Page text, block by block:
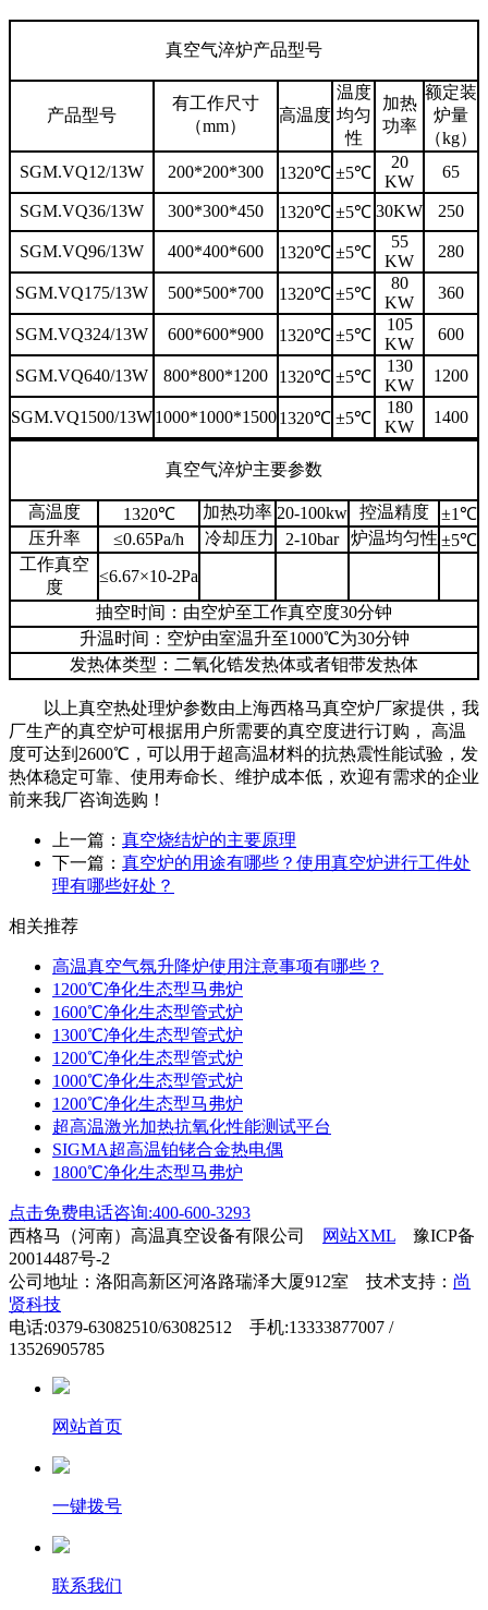
真空气淬炉产品型号
产品型号
有工作尺寸
（mm）
高温度
温度
均匀
性
加热
功率
额定装
炉量
（kg）
SGM.VQ12/13W
200*200*300 1320℃ ±5℃
20
KW
65
SGM.VQ36/13W 300*300*450 1320℃ ±5℃ 30KW 250
SGM.VQ96/13W 400*400*600 1320℃ ±5℃
55
KW
280
SGM.VQ175/13W 500*500*700 1320℃ ±5℃
80
KW
360
SGM.VQ324/13W 600*600*900 1320℃ ±5℃
105
KW
600
SGM.VQ640/13W 800*800*1200 1320℃ ±5℃
130
KW
1200
SGM.VQ1500/13W1000*1000*15001320℃ ±5℃
180
KW
1400
真空气淬炉主要参数
高温度 1320℃ 加热功率 20-100kw 控温精度
±1℃
压升率
≤0.65Pa/h 冷却压力 2-10bar 炉温均匀性 ±5℃
工作真空
度
≤6.67×10-2Pa
抽空时间：由空炉至工作真空度30分钟
升温时间：空炉由室温升至1000℃为30分钟
发热体类型：二氧化锆发热体或者钼带发热体
以上真空热处理炉参数由上海西格马真空炉厂家提供，我
厂生产的真空炉可根据用户所需要的真空度进行订购， 高温
度可达到2600℃，可以用于超高温材料的抗热震性能试验，发
热体稳定可靠、使用寿命长、维护成本低，欢迎有需求的企业
前来我厂咨询选购！
上一篇： 真空烧结炉的主要原理
下一篇： 真空炉的用途有哪些？使用真空炉进行工件处
理有哪些好处？
相关推荐
高温真空气氛升降炉使用注意事项有哪些？
1200℃净化生态型马弗炉
1600℃净化生态型管式炉
1300℃净化生态型管式炉
1200℃净化生态型管式炉
1000℃净化生态型管式炉
1200℃净化生态型马弗炉
超高温激光加热抗氧化性能测试平台
SIGMA超高温铂铑合金热电偶
1800℃净化生态型马弗炉
点击免费电话咨询:400-600-3293
西格马（河南）高温真空设备有限公司
网站XML 豫ICP备
20014487号-2
公司地址：洛阳高新区河洛路瑞泽大厦912室 技术支持： 尚
贤科技
电话:0379-63082510/63082512 手机:13333877007 /
13526905785
网站首页
一键拨号
联系我们